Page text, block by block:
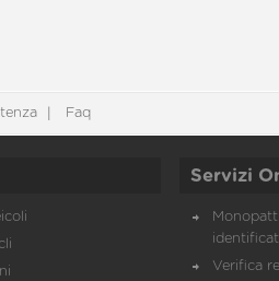
Faq
Servizi
Verifica